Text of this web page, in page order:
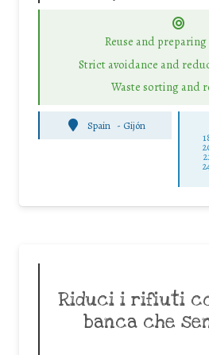
Reuse and
Strict avoidance and
Waste sorting and
Spain - Gijón
Riduci i rifiuti
banca che